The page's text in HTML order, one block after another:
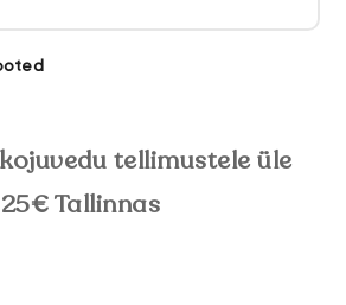
tellimustele üle
25€ Tallinnas